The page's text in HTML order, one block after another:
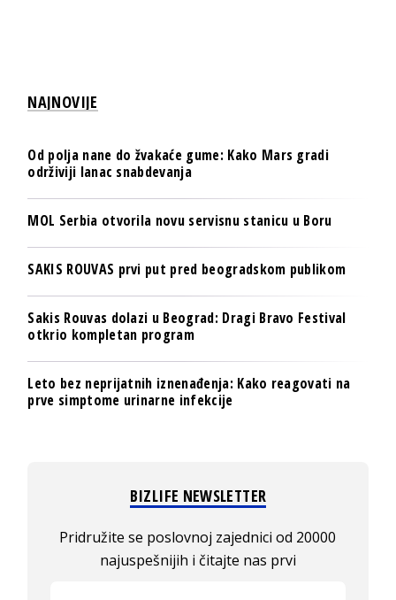
NAJNOVIJE
Od polja nane do žvakaće gume: Kako Mars gradi
održiviji lanac snabdevanja
MOL Serbia otvorila novu servisnu stanicu u Boru
SAKIS ROUVAS prvi put pred beogradskom publikom
Sakis Rouvas dolazi u Beograd: Dragi Bravo Festival
otkrio kompletan program
Leto bez neprijatnih iznenađenja: Kako reagovati na
prve simptome urinarne infekcije
BIZLIFE NEWSLETTER
Pridružite se poslovnoj zajednici od 20000
najuspešnijih i čitajte nas prvi